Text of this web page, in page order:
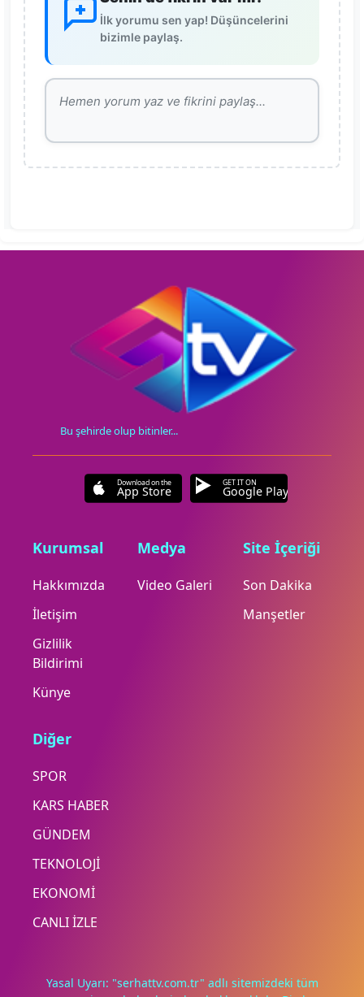
İlk yorumu sen yap! Düşüncelerini
bizimle paylaş.
Bu şehirde olup bitinler...
Download on the
App Store
GET IT ON
Google Play
Kurumsal
Hakkımızda
İletişim
Gizlilik
Bildirimi
Künye
Medya
Video Galeri
Site İçeriği
Son Dakika
Manşetler
Diğer
SPOR
KARS HABER
GÜNDEM
TEKNOLOJİ
EKONOMİ
CANLI İZLE
Yasal Uyarı: "serhattv.com.tr" adlı sitemizdeki tüm